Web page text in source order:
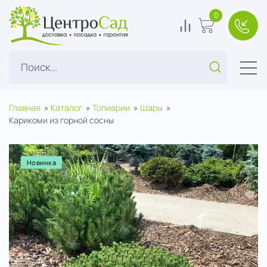
ЦентроСад
Поиск...
0 В корзину
0
Главная Каталог Топиарии
Шары
Карикоми из горной сосны
Новинка